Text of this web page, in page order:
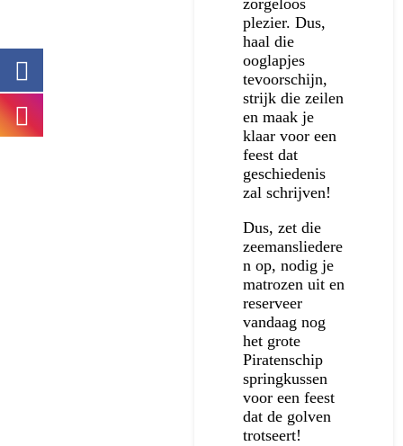
zorgeloos
plezier. Dus,
haal die
ooglapjes
tevoorschijn,
strijk die zeilen
en maak je
klaar voor een
feest dat
geschiedenis
zal schrijven!
Dus, zet die
zeemansliedere
n op, nodig je
matrozen uit en
reserveer
vandaag nog
het grote
Piratenschip
springkussen
voor een feest
dat de golven
trotseert!